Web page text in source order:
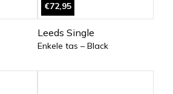
€72,95
Leeds Single
Enkele tas – Black